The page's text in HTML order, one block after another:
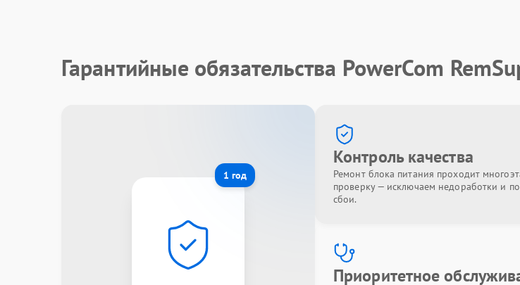
Гарантийные обязательства PowerCom
1 год
Контроль качества
Ремонт блока питания проходит
проверку — исключаем недоработки и
сбои.
Приоритетное